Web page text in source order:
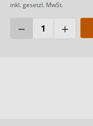
inkl. gesetzl. MwSt.